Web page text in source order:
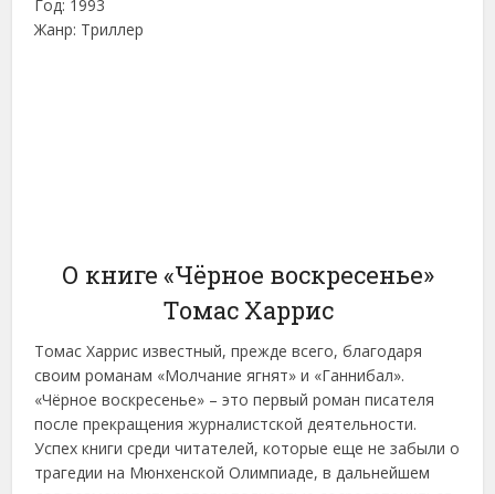
Год: 1993
Жанр: Триллер
О книге «Чёрное воскресенье»
Томас Харрис
Томас Харрис известный, прежде всего, благодаря
своим романам «Молчание ягнят» и «Ганнибал».
«Чёрное воскресенье» – это первый роман писателя
после прекращения журналистской деятельности.
Успех книги среди читателей, которые еще не забыли о
трагедии на Мюнхенской Олимпиаде, в дальнейшем